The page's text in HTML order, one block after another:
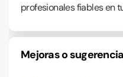
profesionales fiables en
Mejoras o